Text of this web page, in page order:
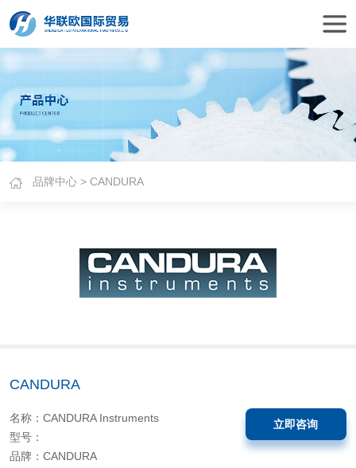
品牌中心 > CANDURA
CANDURA
名称：CANDURA Instruments
型号：
品牌：CANDURA
立即咨询